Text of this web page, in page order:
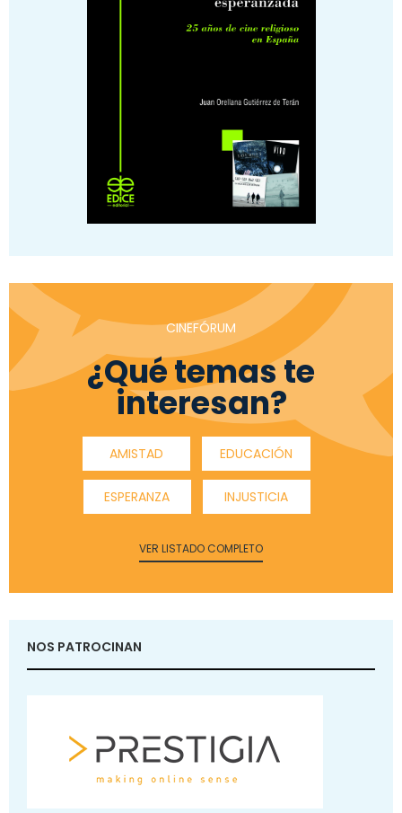
CINEFÓRUM
¿Qué temas te
interesan?
AMISTAD EDUCACIÓN
ESPERANZA INJUSTICIA
VER LISTADO COMPLETO
NOS PATROCINAN